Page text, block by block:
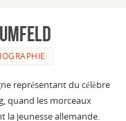
représentant du célèbre
quand les morceaux
la jeunesse allemande.